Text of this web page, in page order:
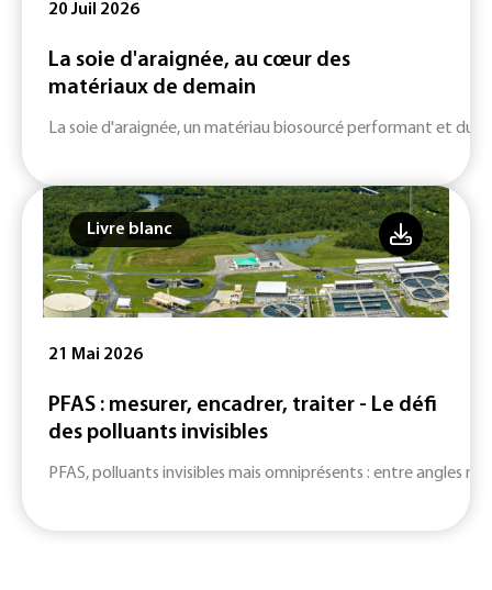
20 Juil 2026
La soie d'araignée, au cœur des
matériaux de demain
La soie d'araignée, un matériau biosourcé performant et
Livre blanc
21 Mai 2026
PFAS : mesurer, encadrer, traiter - Le défi
des polluants invisibles
PFAS, polluants invisibles mais omniprésents : entre angles